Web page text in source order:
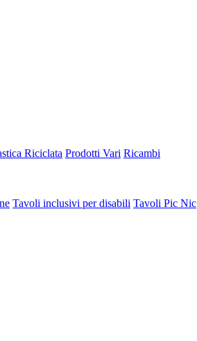
Riciclata Prodotti Vari Ricambi
Tavoli inclusivi per disabili Tavoli Pic Nic